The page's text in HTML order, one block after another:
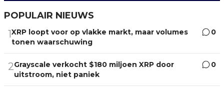
POPULAIR NIEUWS
1XRP loopt voor op vlakke markt, maar volumes
tonen waarschuwing
0
2Grayscale verkocht $180 miljoen XRP door
uitstroom, niet paniek
0